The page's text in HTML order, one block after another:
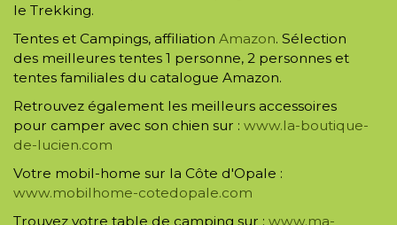
le Trekking.
Tentes et Campings, affiliation Amazon. Sélection
des meilleures tentes 1 personne, 2 personnes et
tentes familiales du catalogue Amazon.
Retrouvez également les meilleurs accessoires
pour camper avec son chien sur : www.la-boutique-
de-lucien.com
Votre mobil-home sur la Côte d'Opale :
www.mobilhome-cotedopale.com
Trouvez votre table de camping sur : www.ma-